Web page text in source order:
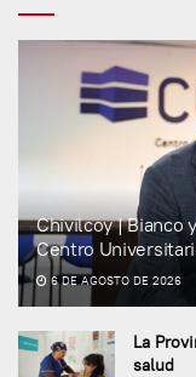
Chivilcoy | Bianco
Centro
6 DE AGOSTO DE 2026
La
salud